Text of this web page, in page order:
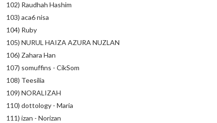
102) Raudhah Hashim
103) aca6 nisa
104) Ruby
105) NURUL HAIZA AZURA NUZLAN
106) Zahara Han
107) somuffins - CikSom
108) Teesilia
109) NORALIZAH
110) dottology - Maria
111) izan - Norizan